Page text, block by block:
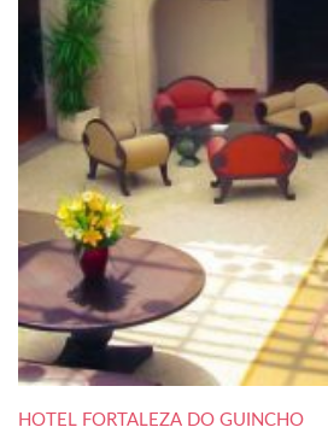
HOTEL FORTALEZA DO GUINCHO